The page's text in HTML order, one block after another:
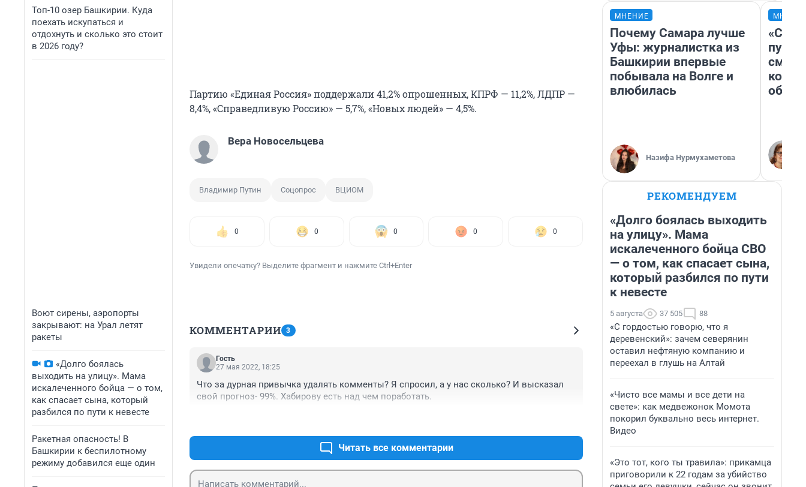
Топ-10 озер Башкирии. Куда
поехать искупаться и
отдохнуть и сколько это стоит
в 2026 году?
Воют сирены, аэропорты
закрывают: на Урал летят
ракеты
«Долго боялась
выходить на улицу». Мама
искалеченного бойца — о том,
как спасает сына, который
разбился по пути к невесте
Ракетная опасность! В
Башкирии к беспилотному
режиму добавился еще один
Партию «Единая Россия» поддержали 41,2% опрошенных, КПРФ — 11,2%, ЛДПР —
8,4%, «Справедливую Россию» — 5,7%, «Новых людей» — 4,5%.
Вера Новосельцева
Владимир Путин Соцопрос ВЦИОМ
0 0 0 0 0
Увидели опечатку? Выделите фрагмент и нажмите Ctrl+Enter
КОММЕНТАРИИ 3
Гость
27 мая 2022, 18:25
Что за дурная привычка удалять комменты? Я спросил, а у нас сколько? И высказал
свой прогноз- 99%. Хабирову есть над чем поработать.
Читать все комментарии
МНЕНИЕ
Почему Самара лучше
Уфы: журналистка из
Башкирии впервые
побывала на Волге и
влюбилась
Назифа Нурмухаметова
РЕКОМЕНДУЕМ
«Долго боялась выходить
на улицу». Мама
искалеченного бойца СВО
— о том, как спасает сына,
который разбился по пути
к невесте
5 августа 37 505 88
«С гордостью говорю, что я
деревенский»: зачем северянин
оставил нефтяную компанию и
переехал в глушь на Алтай
«Чисто все мамы и все дети на
свете»: как медвежонок Момота
покорил буквально весь интернет.
Видео
«Это тот, кого ты травила»: прикамца
приговорили к 22 годам за убийство